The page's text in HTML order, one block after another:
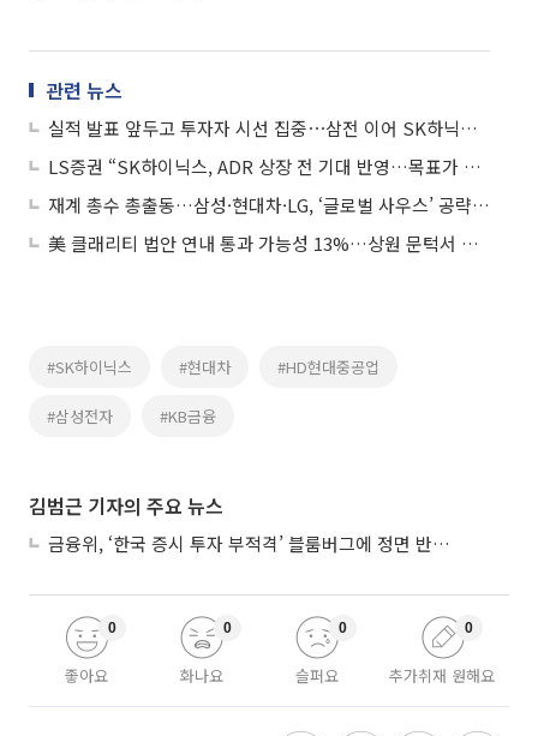
관련 뉴스
실적 발표 앞두고 투자자 시선 집중⋯삼전 이어 SK하닉ㆍ현대차 관심
LS증권 “SK하이닉스, ADR 상장 전 기대 반영…목표가 150만원으로 상향”
재계 총수 총출동…삼성·현대차·LG, ‘글로벌 사우스’ 공략 전면전
美 클래리티 법안 연내 통과 가능성 13%…상원 문턱서 제동
#SK하이닉스 #현대차 #HD현대중공업
#삼성전자 #KB금융
김범근 기자의 주요 뉴스
금융위, ‘한국 증시 투자 부적격’ 블룸버그에 정면 반박…“근거 불분명”
좋아요
0
화나요
0
슬퍼요
0
추가취재 원해요
0